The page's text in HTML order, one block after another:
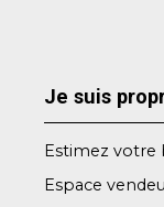
Je suis
Estimez votre
Espace